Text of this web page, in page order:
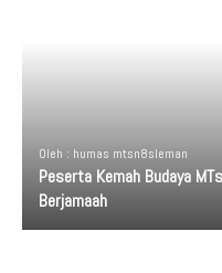
Oleh : humas mtsn8sleman
Peserta Kemah Budaya
Berjamaah